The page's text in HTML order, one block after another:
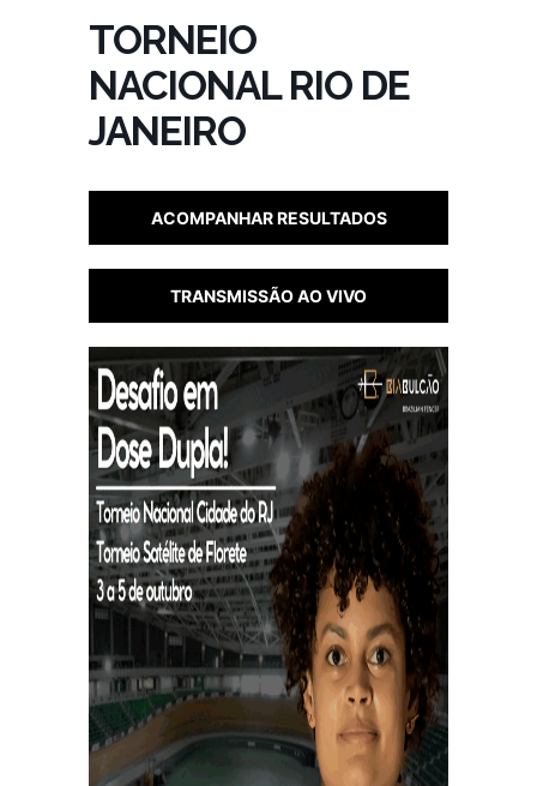
TORNEIO
NACIONAL RIO DE
JANEIRO
ACOMPANHAR RESULTADOS
TRANSMISSÃO AO VIVO